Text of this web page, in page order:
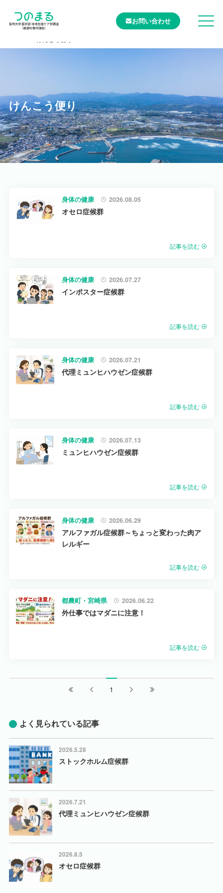
お問い合わせ
けんこう便り
身体の健康 2026.08.05
オセロ症候群
記事を読む
身体の健康 2026.07.27
インポスター症候群
記事を読む
身体の健康 2026.07.21
代理ミュンヒハウゼン症候群
記事を読む
身体の健康 2026.07.13
ミュンヒハウゼン症候群
記事を読む
身体の健康 2026.06.29
アルファガル症候群～ちょっと変わった肉ア
レルギー
記事を読む
都農町・宮崎県 2026.06.22
外仕事ではマダニに注意！
記事を読む
1
よく見られている記事
2026.5.28
ストックホルム症候群
2026.7.21
代理ミュンヒハウゼン症候群
2026.8.5
オセロ症候群